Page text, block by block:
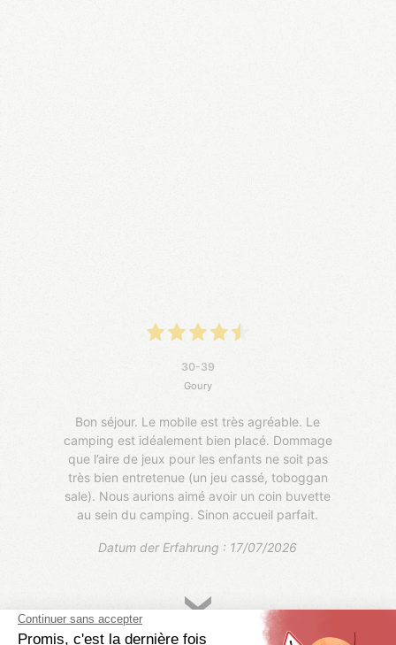
30-39
Goury
Bon séjour. Le mobile est très agréable. Le
camping est idéalement bien placé. Dommage
que l’aire de jeux pour les enfants ne soit pas
très bien entretenue (un jeu cassé, toboggan
sale). Nous aurions aimé avoir un coin buvette
au sein du camping. Sinon accueil parfait.
Datum der Erfahrung : 17/07/2026